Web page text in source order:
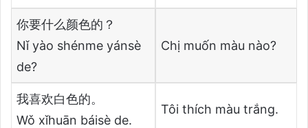
你要什么颜色的？
Nǐ yào shénme yánsè
de?
Chị muốn màu nào?
我喜欢白色的。
Wǒ xǐhuān báisè de.
Tôi thích màu trắng.